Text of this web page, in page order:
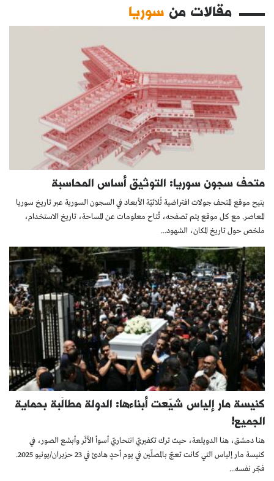
مقالات من سوريا
متحف سجون سوريا: التوثيق أساس المحاسبة
يتيح موقع المتحف جولات افتراضية ثُلاثيّة الأبعاد في السجون السورية عبر تاريخ سوريا
المعاصر. مع كل موقع يتم تصفحه، تُتاح معلومات عن المساحة، تاريخ الاستخدام،
ملخص حول تاريخ المكان، الشهود...
كنيسة مار إلياس شيّعت أبناءها: الدولة مطالَبة بحماية
الجميع!
هنا دمشق، هنا الدويلعة، حيث ترك تكفيريّ انتحاريّ أسوأ الأثَر وأبشع الصور، في
كنيسة مار إلياس التي كانت تعجّ بالمصلّين في يوم أحدٍ هادئ في 23 حزيران/يونيو 2025.
فجّر نفسه...